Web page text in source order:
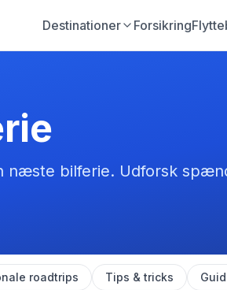
Destinationer Forsikring
næste bilferie. Udforsk
roadtrips Tips & tricks